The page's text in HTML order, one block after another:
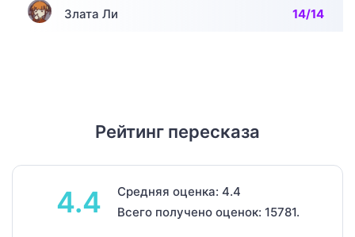
Злата Ли 14/14
Рейтинг пересказа
4.4
Средняя оценка: 4.4
Всего получено оценок: 15781.